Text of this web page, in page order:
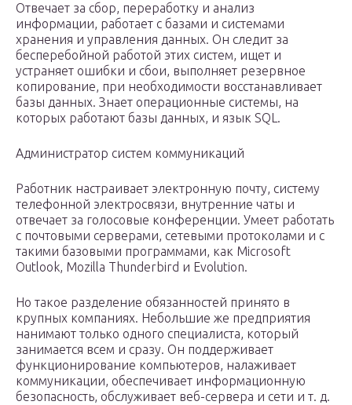
Отвечает за сбор, переработку и анализ
информации, работает с базами и системами
хранения и управления данных. Он следит за
бесперебойной работой этих систем, ищет и
устраняет ошибки и сбои, выполняет резервное
копирование, при необходимости восстанавливает
базы данных. Знает операционные системы, на
которых работают базы данных, и язык SQL.
Администратор систем коммуникаций
Работник настраивает электронную почту, систему
телефонной электросвязи, внутренние чаты и
отвечает за голосовые конференции. Умеет работать
с почтовыми серверами, сетевыми протоколами и с
такими базовыми программами, как Microsoft
Outlook, Mozilla Thunderbird и Evolution.
Но такое разделение обязанностей принято в
крупных компаниях. Небольшие же предприятия
нанимают только одного специалиста, который
занимается всем и сразу. Он поддерживает
функционирование компьютеров, налаживает
коммуникации, обеспечивает информационную
безопасность, обслуживает веб-сервера и сети и т. д.